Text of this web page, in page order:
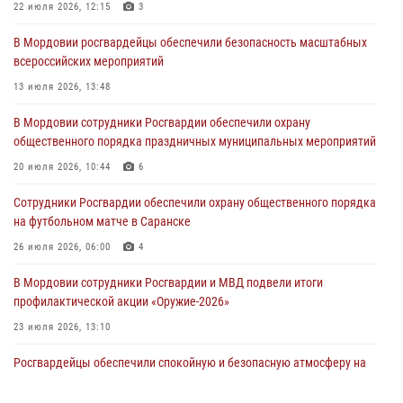
незамедлительно
05 августа 2026, 15:04
подозреваемого в причинении телесных повреждений супруге
05 августа 2026, 12:34
проведения масштабного праздника в Темникове
05 августа 2026, 09:04 4
22 июля 2026, 12:15 3
В Мордовии росгвардейцы обеспечили безопасность масштабных
всероссийских мероприятий
13 июля 2026, 13:48
В Мордовии сотрудники Росгвардии обеспечили охрану
общественного порядка праздничных муниципальных мероприятий
20 июля 2026, 10:44 6
Сотрудники Росгвардии обеспечили охрану общественного порядка
на футбольном матче в Саранске
26 июля 2026, 06:00 4
В Мордовии сотрудники Росгвардии и МВД подвели итоги
профилактической акции «Оружие‑2026»
23 июля 2026, 13:10
Росгвардейцы обеспечили спокойную и безопасную атмосферу на